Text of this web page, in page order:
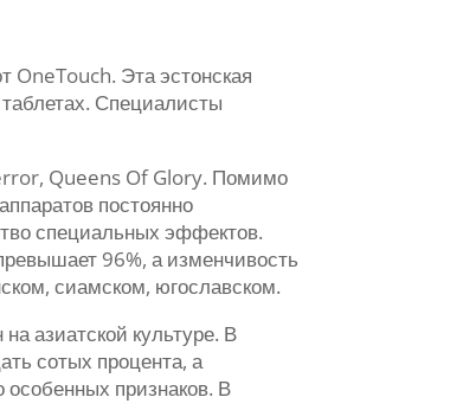
OneTouch. Эта эстонская
Специалисты
Queens Of Glory. Помимо
постоянно
специальных эффектов.
96%, а изменчивость
сиамском, югославском.
азиатской культуре. В
сотых процента, а
признаков. В